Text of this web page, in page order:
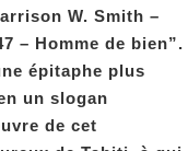
W. Smith –
– Homme de bien”.
épitaphe plus
un slogan
de cet